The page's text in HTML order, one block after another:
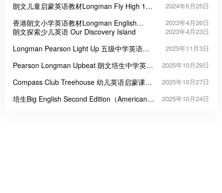
朗文儿童启蒙英语教材Longman Fly High 1-4
2024年6月25日
香港朗文小学英语教材Longman English
World
2023年4月26日
朗文探索少儿英语 Our Discovery Island 2023年4月23日
Longman Pearson Light Up 五级中学英语教
2025年11月3日
Pearson Longman Upbeat 朗文培生中学英语
2025年10月29日
Compass Club Treehouse 幼儿英语启蒙课程
2025年10月27日
培生Big English Second Edition（American
2025年10月24日